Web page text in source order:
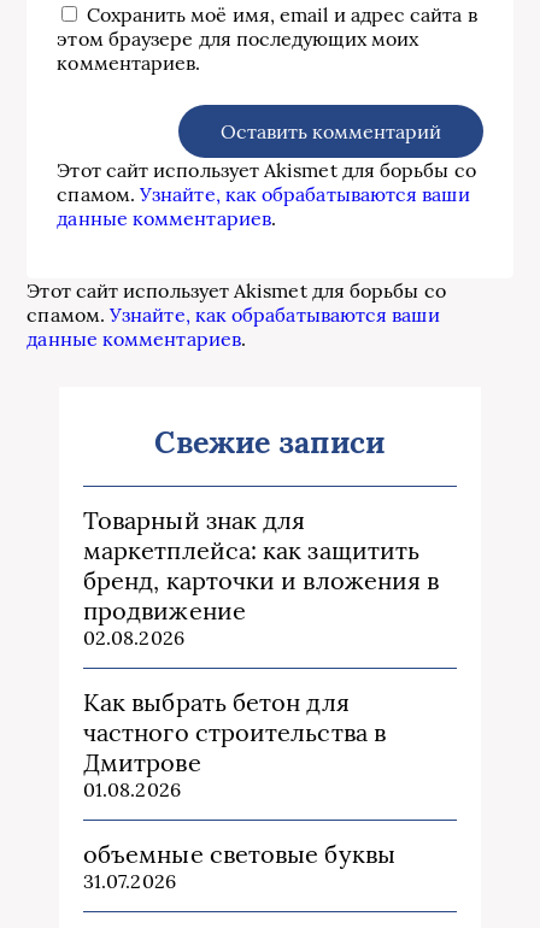
Сохранить моё имя, email и адрес сайта в
этом браузере для последующих моих
комментариев.
Этот сайт использует Akismet для борьбы со
спамом.Узнайте, как обрабатываются ваши
данные комментариев.
Этот сайт использует Akismet для борьбы со
спамом.Узнайте, как обрабатываются ваши
данные комментариев.
Свежие записи
Товарный знак для
маркетплейса: как защитить
бренд, карточки и вложения в
продвижение
02.08.2026
Как выбрать бетон для
частного строительства в
Дмитрове
01.08.2026
объемные световые буквы
31.07.2026